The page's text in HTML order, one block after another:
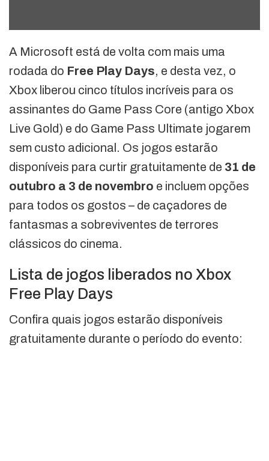
A Microsoft está de volta com mais uma
rodada do Free Play Days, e desta vez, o
Xbox liberou cinco títulos incríveis para os
assinantes do Game Pass Core (antigo Xbox
Live Gold) e do Game Pass Ultimate jogarem
sem custo adicional. Os jogos estarão
disponíveis para curtir gratuitamente de 31 de
outubro a 3 de novembro e incluem opções
para todos os gostos – de caçadores de
fantasmas a sobreviventes de terrores
clássicos do cinema.
Lista de jogos liberados no Xbox
Free Play Days
Confira quais jogos estarão disponíveis
gratuitamente durante o período do evento: